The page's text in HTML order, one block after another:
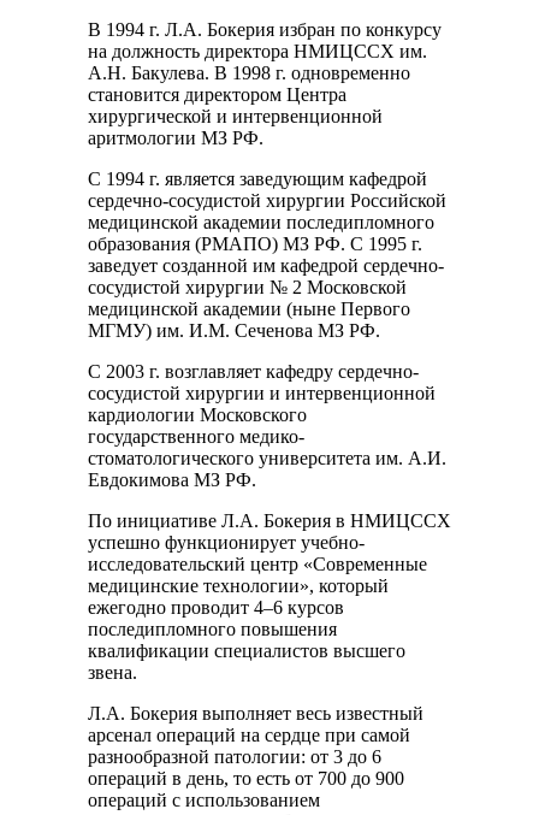
В 1994 г. Л.А. Бокерия избран по конкурсу
на должность директора НМИЦССХ им.
А.Н. Бакулева. В 1998 г. одновременно
становится директором Центра
хирургической и интервенционной
аритмологии МЗ РФ.
С 1994 г. является заведующим кафедрой
сердечно-сосудистой хирургии Российской
медицинской академии последипломного
образования (РМАПО) МЗ РФ. С 1995 г.
заведует созданной им кафедрой сердечно-
сосудистой хирургии № 2 Московской
медицинской академии (ныне Первого
МГМУ) им. И.М. Сеченова МЗ РФ.
С 2003 г. возглавляет кафедру сердечно-
сосудистой хирургии и интервенционной
кардиологии Московского
государственного медико-
стоматологического университета им. А.И.
Евдокимова МЗ РФ.
По инициативе Л.А. Бокерия в НМИЦССХ
успешно функционирует учебно-
исследовательский центр «Современные
медицинские технологии», который
ежегодно проводит 4–6 курсов
последипломного повышения
квалификации специалистов высшего
звена.
Л.А. Бокерия выполняет весь известный
арсенал операций на сердце при самой
разнообразной патологии: от 3 до 6
операций в день, то есть от 700 до 900
операций с использованием